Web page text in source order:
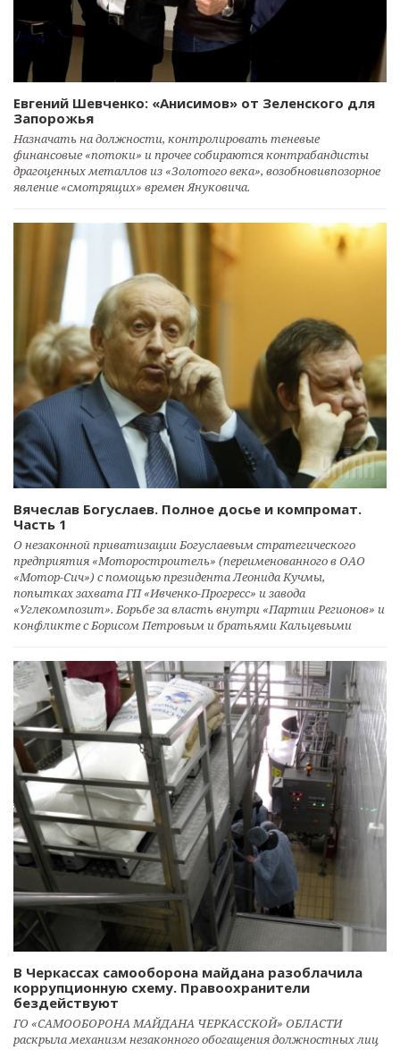
Евгений Шевченко: «Анисимов» от Зеленского для
Запорожья
Назначать на должности, контролировать теневые
финансовые «потоки» и прочее собираются контрабандисты
драгоценных металлов из «Золотого века», возобновивпозорное
явление «смотрящих» времен Януковича.
Вячеслав Богуслаев. Полное досье и компромат.
Часть 1
О незаконной приватизации Богуслаевым стратегического
предприятия «Моторостроитель» (переименованного в ОАО
«Мотор-Сич») с помощью президента Леонида Кучмы,
попытках захвата ГП «Ивченко-Прогресс» и завода
«Углекомпозит». Борьбе за власть внутри «Партии Регионов» и
конфликте с Борисом Петровым и братьями Кальцевыми
В Черкассах самооборона майдана разоблачила
коррупционную схему. Правоохранители
бездействуют
ГО «САМООБОРОНА МАЙДАНА ЧЕРКАССКОЙ» ОБЛАСТИ
раскрыла механизм незаконного обогащения должностных лиц